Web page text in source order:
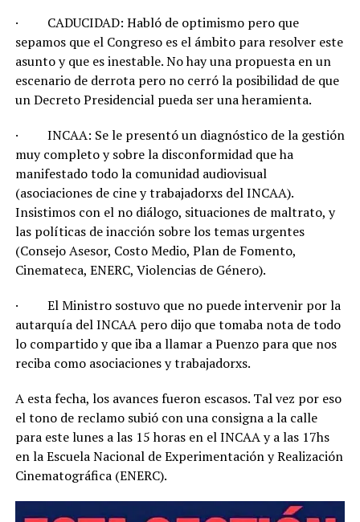
· CADUCIDAD: Habló de optimismo pero que
sepamos que el Congreso es el ámbito para resolver este
asunto y que es inestable. No hay una propuesta en un
escenario de derrota pero no cerró la posibilidad de que
un Decreto Presidencial pueda ser una heramienta.
· INCAA: Se le presentó un diagnóstico de la gestión
muy completo y sobre la disconformidad que ha
manifestado todo la comunidad audiovisual
(asociaciones de cine y trabajadorxs del INCAA).
Insistimos con el no diálogo, situaciones de maltrato, y
las políticas de inacción sobre los temas urgentes
(Consejo Asesor, Costo Medio, Plan de Fomento,
Cinemateca, ENERC, Violencias de Género).
· El Ministro sostuvo que no puede intervenir por la
autarquía del INCAA pero dijo que tomaba nota de todo
lo compartido y que iba a llamar a Puenzo para que nos
reciba como asociaciones y trabajadorxs.
A esta fecha, los avances fueron escasos. Tal vez por eso
el tono de reclamo subió con una consigna a la calle
para este lunes a las 15 horas en el INCAA y a las 17hs
en la Escuela Nacional de Experimentación y Realización
Cinematográfica (ENERC).